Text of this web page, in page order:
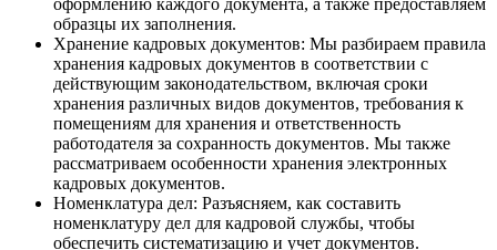
образцы их заполнения.
Хранение кадровых документов: Мы разбираем правила
хранения кадровых документов в соответствии с
действующим законодательством, включая сроки
хранения различных видов документов, требования к
помещениям для хранения и ответственность
работодателя за сохранность документов. Мы также
рассматриваем особенности хранения электронных
кадровых документов.
Номенклатура дел: Разъясняем, как составить
номенклатуру дел для кадровой службы, чтобы
обеспечить систематизацию и учет документов.